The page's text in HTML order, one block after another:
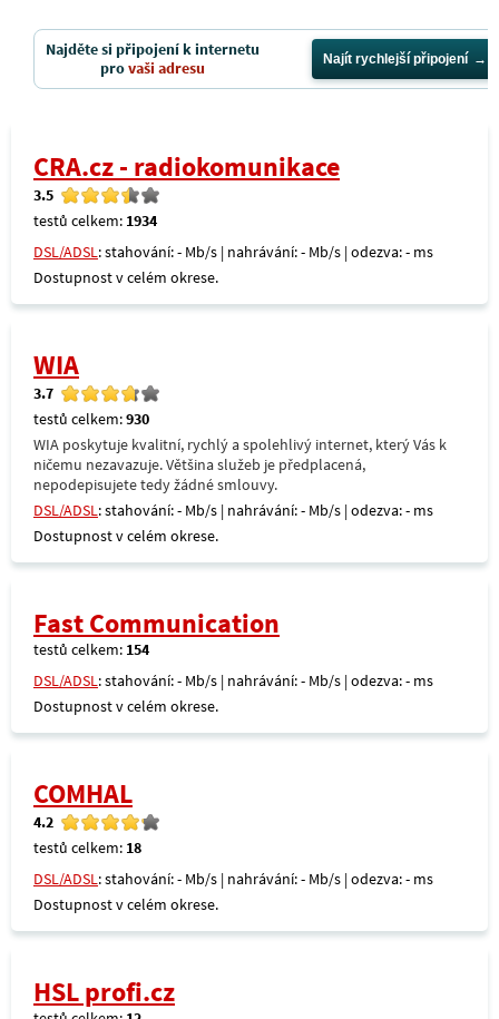
Najděte si připojení k internetu
provaši adresu Najít rychlejší připojení
CRA.cz - radiokomunikace
3.5
testů celkem: 1934
DSL/ADSL: stahování: - Mb/s | nahrávání: - Mb/s | odezva: - ms
Dostupnost v celém okrese.
WIA
3.7
testů celkem:930
WIA poskytuje kvalitní, rychlý a spolehlivý internet, který Vás k
ničemu nezavazuje. Většina služeb je předplacená,
nepodepisujete tedy žádné smlouvy.
DSL/ADSL: stahování: - Mb/s | nahrávání: - Mb/s | odezva: - ms
Dostupnost v celém okrese.
Fast Communication
testů celkem: 154
DSL/ADSL: stahování: - Mb/s | nahrávání: - Mb/s | odezva: - ms
Dostupnost v celém okrese.
COMHAL
4.2
testů celkem: 18
DSL/ADSL: stahování: - Mb/s | nahrávání: - Mb/s | odezva: - ms
Dostupnost v celém okrese.
HSL profi.cz